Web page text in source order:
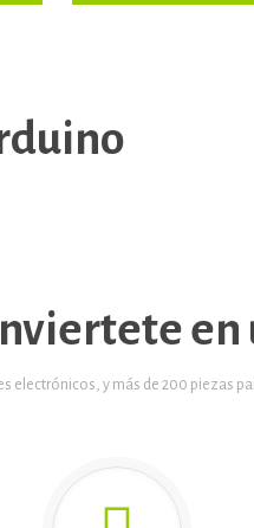
en
electrónicos, y más de 200 piezas